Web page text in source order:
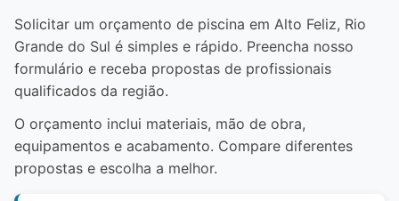
Solicitar um orçamento de piscina em Alto Feliz, Rio
Grande do Sul é simples e rápido. Preencha nosso
formulário e receba propostas de profissionais
qualificados da região.
O orçamento inclui materiais, mão de obra,
equipamentos e acabamento. Compare diferentes
propostas e escolha a melhor.